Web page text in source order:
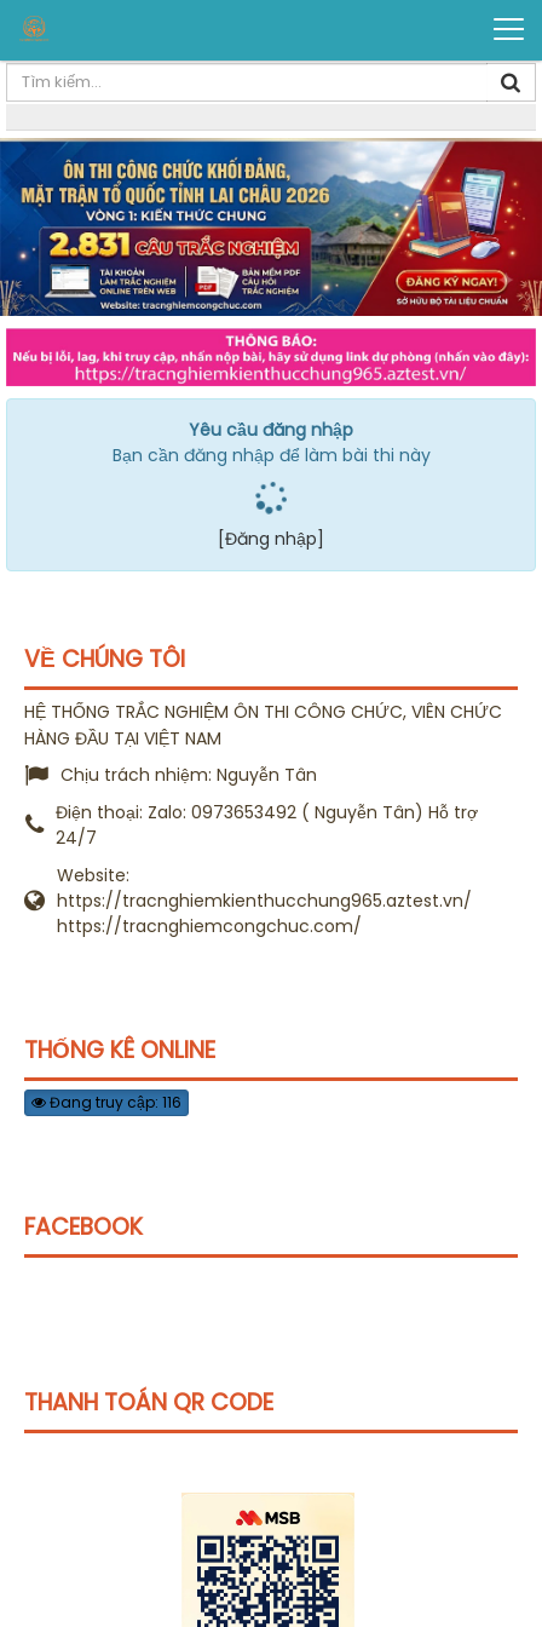
Yêu cầu đăng nhập
Bạn cần đăng nhập để làm bài thi này
[Đăng nhập]
VỀ CHÚNG TÔI
HỆ THỐNG TRẮC NGHIỆM ÔN THI CÔNG CHỨC, VIÊN CHỨC
HÀNG ĐẦU TẠI VIỆT NAM
Chịu trách nhiệm: Nguyễn Tân
Điện thoại: Zalo: 0973653492 ( Nguyễn Tân) Hỗ trợ
24/7
Website:
https://tracnghiemkienthucchung965.aztest.vn/
https://tracnghiemcongchuc.com/
THỐNG KÊ ONLINE
Đang truy cập: 116
FACEBOOK
THANH TOÁN QR CODE